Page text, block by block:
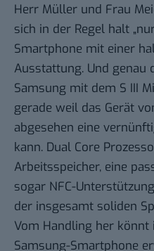
Herr Müller und Frau
sich in der Regel halt
Smartphone mit einer
Ausstattung. Und genau
Samsung mit dem S III
gerade weil das Gerät
abgesehen eine
kann. Dual Core
Arbeitsspeicher, eine
sogar NFC-
der insgesamt soliden
Vom Handling her
Samsung-Smartphone